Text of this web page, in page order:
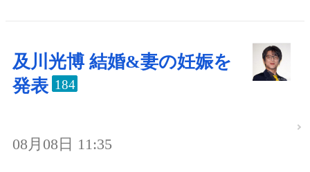
及川光博 結婚&妻の妊娠を
発表 184
08月08日 11:35